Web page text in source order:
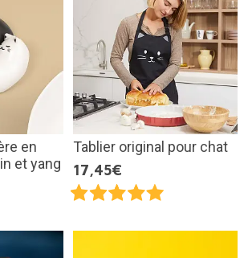
en
et yang
Tablier original pour chat
17,45€